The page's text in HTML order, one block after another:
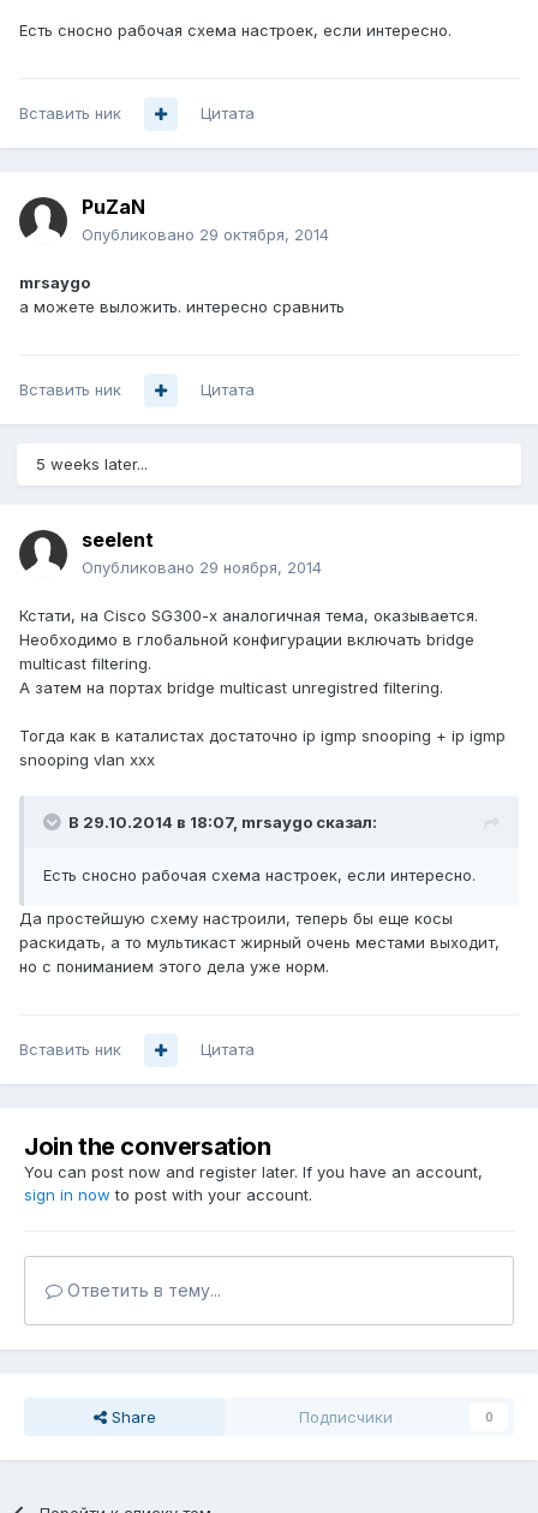
Есть сносно рабочая схема настроек, если интересно.
Вставить ник Цитата
PuZaN
Опубликовано 29 октября, 2014
mrsaygo
а можете выложить. интересно сравнить
Вставить ник Цитата
5 weeks later...
seelent
Опубликовано 29 ноября, 2014
Кстати, на Cisco SG300-x аналогичная тема, оказывается.
Необходимо в глобальной конфигурации включать bridge
multicast filtering.
А затем на портах bridge multicast unregistred filtering.
Тогда как в каталистах достаточно ip igmp snooping + ip igmp
snooping vlan xxx
В 29.10.2014 в 18:07, mrsaygo сказал:
Есть сносно рабочая схема настроек, если интересно.
Да простейшую схему настроили, теперь бы еще косы
раскидать, а то мультикаст жирный очень местами выходит,
но с пониманием этого дела уже норм.
Вставить ник Цитата
Join the conversation
You can post now and register later. If you have an account,
sign in now to post with your account.
Ответить в тему...
Share Подписчики 0